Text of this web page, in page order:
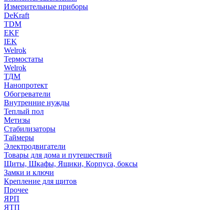
Измерительные приборы
DeKraft
TDM
EKF
IEK
Welrok
Термостаты
Welrok
ТДМ
Нанопротект
Обогреватели
Внутренние нужды
Теплый пол
Метизы
Стабилизаторы
Таймеры
Электродвигатели
Товары для дома и путешествий
Щиты, Шкафы, Ящики, Корпуса, боксы
Замки и ключи
Крепление для щитов
Прочее
ЯРП
ЯТП